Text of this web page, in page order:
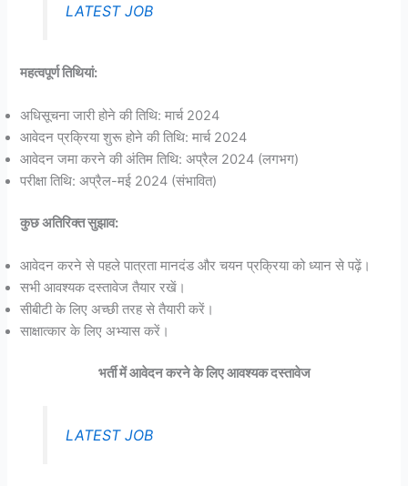
LATEST JOB
महत्वपूर्ण तिथियां:
अधिसूचना जारी होने की तिथि: मार्च 2024
आवेदन प्रक्रिया शुरू होने की तिथि: मार्च 2024
आवेदन जमा करने की अंतिम तिथि: अप्रैल 2024 (लगभग)
परीक्षा तिथि: अप्रैल-मई 2024 (संभावित)
कुछ अतिरिक्त सुझाव:
आवेदन करने से पहले पात्रता मानदंड और चयन प्रक्रिया को ध्यान से पढ़ें।
सभी आवश्यक दस्तावेज तैयार रखें।
सीबीटी के लिए अच्छी तरह से तैयारी करें।
साक्षात्कार के लिए अभ्यास करें।
भर्ती में आवेदन करने के लिए आवश्यक दस्तावेज
LATEST JOB